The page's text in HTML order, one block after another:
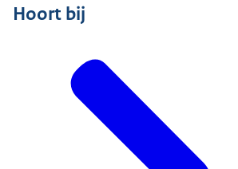
Hoort bij